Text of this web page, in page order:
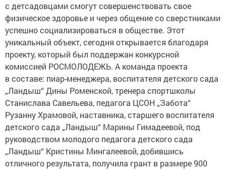
с детсадовцами смогут совершенствовать свое
физическое здоровье и через общение со сверстниками
успешно социализироваться в обществе. Этот
уникальный объект, сегодня открывается благодаря
проекту, который был поддержан конкурсной
комиссией РОСМОЛОДЕЖЬ. А команда проекта
в составе: пиар-менеджера, воспитателя детского сада
„Ландыш“ Дины Роменской, тренера спортшколы
Станислава Савельева, педагога ЦСОН „Забота“
Рузанну Храмовой, наставника, старшего воспитателя
детского сада „Ландыш“ Марины Гимадеевой, под
руководством молодого педагога детского сада
„Ландыш“ Кристины Мингалеевой, добившись
отличного результата, получила грант в размере 900